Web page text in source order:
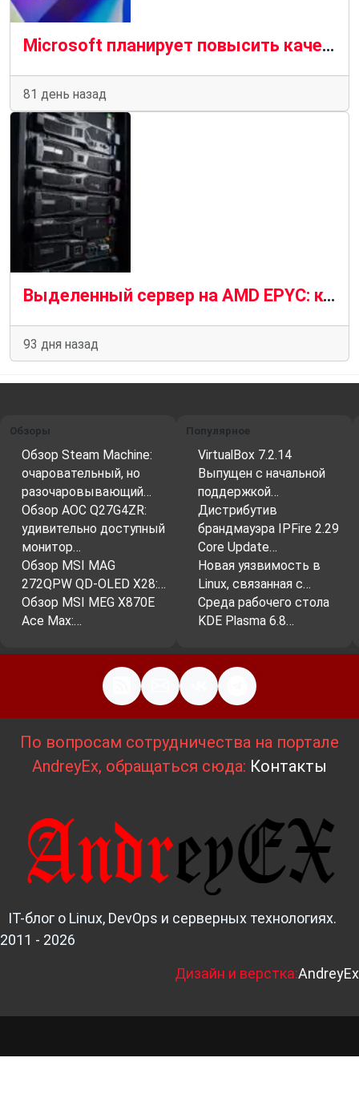
Microsoft планирует повысить качество драйверов для Windows 11 в 2026 году
81 день назад
Выделенный сервер на AMD EPYC: когда dedicated выгоднее облачного VPS
93 дня назад
Обзоры
Обзор Steam Machine:
очаровательный, но
разочаровывающий…
Обзор AOC Q27G4ZR:
удивительно доступный
монитор…
Обзор MSI MAG
272QPW QD-OLED X28:…
Обзор MSI MEG X870E
Ace Max:…
Популярное
VirtualBox 7.2.14
Выпущен с начальной
поддержкой…
Дистрибутив
брандмауэра IPFire 2.29
Core Update…
Новая уязвимость в
Linux, связанная с…
Среда рабочего стола
KDE Plasma 6.8…
По вопросам сотрудничества на портале
AndreyEx, обращаться сюда: Контакты
IT-блог о Linux, DevOps и серверных технологиях.
2011 - 2026
Дизайн и верстка:AndreyEx